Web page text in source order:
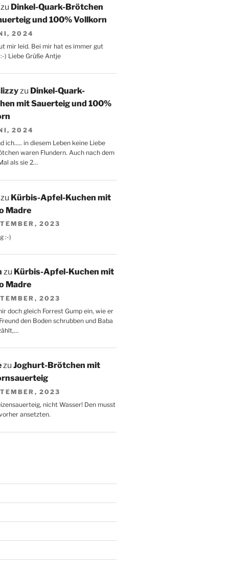
Dinkel-Quark-Brötchen
und 100% Vollkorn
2024
mir leid. Bei mir hat es immer gut
) Liebe Grüße Antje
zu Dinkel-Quark-
mit Sauerteig und 100%
2024
ich..... in diesem Leben keine Liebe
waren Flundern. Auch nach dem
als sie 2…
Kürbis-Apfel-Kuchen mit
Madre
2023
:-)
zu Kürbis-Apfel-Kuchen mit
Madre
2023
doch gleich Forrest Gump ein, wie er
den Boden schrubben und Baba
zu Joghurt-Brötchen mit
2023
nicht Wasser! Den musst
ansetzten.